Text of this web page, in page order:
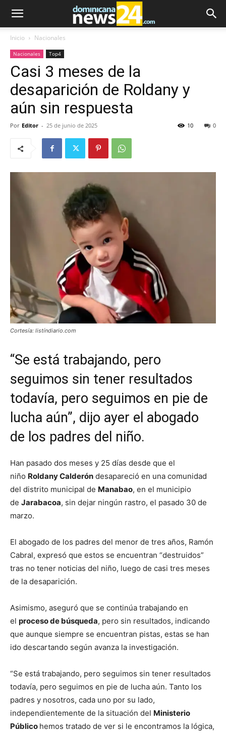
Inicio Nacionales
Nacionales Top4
Casi 3 meses de la
desaparición de Roldany y
aún sin respuesta
Por Editor - 25 de junio de 2025 0
10
Cortesía: listíndiario.com
“Se está trabajando, pero
seguimos sin tener resultados
todavía, pero seguimos en pie de
lucha aún”, dijo ayer el abogado
de los padres del niño.
Han pasado dos meses y 25 días desde que el
niño Roldany Calderón desapareció en una comunidad
del distrito municipal de Manabao, en el municipio
de Jarabacoa, sin dejar ningún rastro, el pasado 30 de
marzo.
El abogado de los padres del menor de tres años, Ramón
Cabral, expresó que estos se encuentran “destruidos”
tras no tener noticias del niño, luego de casi tres meses
de la desaparición.
Asimismo, aseguró que se continúa trabajando en
el proceso de búsqueda, pero sin resultados, indicando
que aunque siempre se encuentran pistas, estas se han
ido descartando según avanza la investigación.
“Se está trabajando, pero seguimos sin tener resultados
todavía, pero seguimos en pie de lucha aún. Tanto los
padres y nosotros, cada uno por su lado,
independientemente de la situación del Ministerio
Público hemos tratado de ver si le encontramos la lógica,